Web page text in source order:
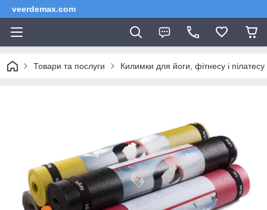
veerdemax.com
Товари та послуги Килимки для йоги, фітнесу і пілатесу